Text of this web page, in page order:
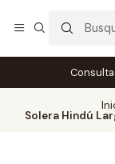
Solera Hindú